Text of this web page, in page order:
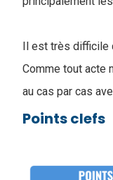
Il est très difficile
Comme tout acte
au cas par cas
Points clefs